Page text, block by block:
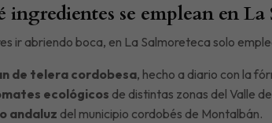
ingredientes se emplean en La
ir abriendo boca, en La Salmoreteca solo
de telera cordobesa, hecho a diario con la
ecológicos de distintas zonas del Valle
andaluz del municipio cordobés de Montalbán.